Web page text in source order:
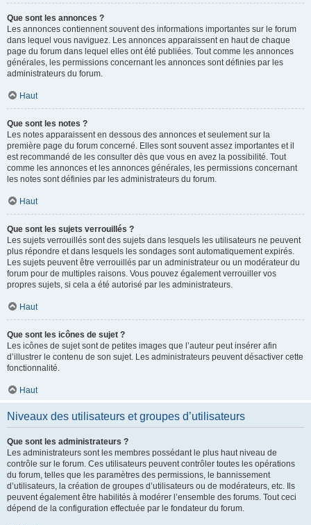
Que sont les annonces ?
Les annonces contiennent souvent des informations importantes sur le forum
dans lequel vous naviguez. Les annonces apparaissent en haut de chaque
page du forum dans lequel elles ont été publiées. Tout comme les annonces
générales, les permissions concernant les annonces sont définies par les
administrateurs du forum.
Haut
Que sont les notes ?
Les notes apparaissent en dessous des annonces et seulement sur la
première page du forum concerné. Elles sont souvent assez importantes et il
est recommandé de les consulter dès que vous en avez la possibilité. Tout
comme les annonces et les annonces générales, les permissions concernant
les notes sont définies par les administrateurs du forum.
Haut
Que sont les sujets verrouillés ?
Les sujets verrouillés sont des sujets dans lesquels les utilisateurs ne peuvent
plus répondre et dans lesquels les sondages sont automatiquement expirés.
Les sujets peuvent être verrouillés par un administrateur ou un modérateur du
forum pour de multiples raisons. Vous pouvez également verrouiller vos
propres sujets, si cela a été autorisé par les administrateurs.
Haut
Que sont les icônes de sujet ?
Les icônes de sujet sont de petites images que l’auteur peut insérer afin
d’illustrer le contenu de son sujet. Les administrateurs peuvent désactiver cette
fonctionnalité.
Haut
Niveaux des utilisateurs et groupes d’utilisateurs
Que sont les administrateurs ?
Les administrateurs sont les membres possédant le plus haut niveau de
contrôle sur le forum. Ces utilisateurs peuvent contrôler toutes les opérations
du forum, telles que les paramètres des permissions, le bannissement
d’utilisateurs, la création de groupes d’utilisateurs ou de modérateurs, etc. Ils
peuvent également être habilités à modérer l’ensemble des forums. Tout ceci
dépend de la configuration effectuée par le fondateur du forum.